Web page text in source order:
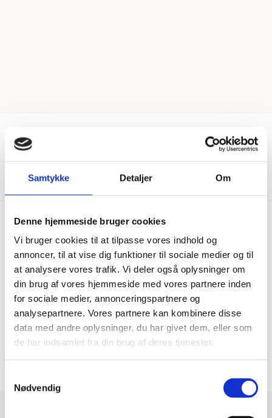
Samtykke Detaljer Om
Denne hjemmeside bruger cookies
Vi bruger cookies til at tilpasse vores indhold og
annoncer, til at vise dig funktioner til sociale medier og til
at analysere vores trafik. Vi deler også oplysninger om
din brug af vores hjemmeside med vores partnere inden
for sociale medier, annonceringspartnere og
analysepartnere. Vores partnere kan kombinere disse
data med andre oplysninger, du har givet dem, eller som
de har indsamlet fra din brug af deres tjenester.
Nødvendig
Vis mere
Prisgaranti
Vi har Danmarks billigste priser
på kvalitetsgulve!
Hurtig levering
Bestil inden kl. 15.00 – vi
afsender samme dag, når
100% dansk webshop
lokal service og gulveksperter.
Besøg vores butikker
Besøg vores showrooms og få
kompetent rådgivning.